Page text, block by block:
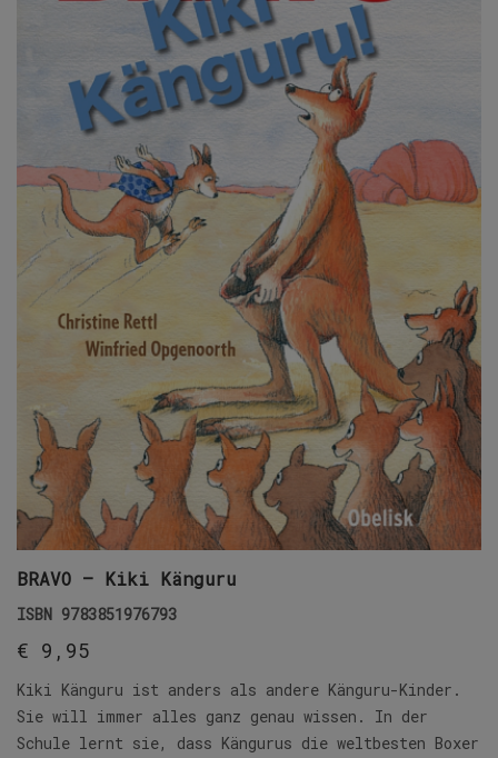
BRAVO – Kiki Känguru
ISBN 9783851976793
€ 9,95
Kiki Känguru ist anders als andere Känguru-Kinder.
Sie will immer alles ganz genau wissen. In der
Schule lernt sie, dass Kängurus die weltbesten Boxer